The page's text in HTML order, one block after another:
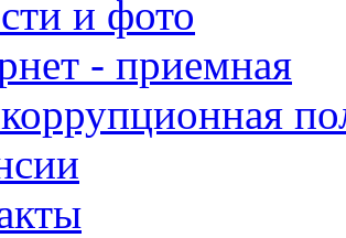
и фото
- приемная